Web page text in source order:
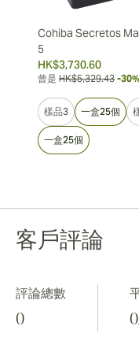
Cohiba Secretos
5
HK$3,730.60
曾是 HK$5,329.43 -
樣品3 一盒25個
一盒25個
客戶評論
評論總數
0 0